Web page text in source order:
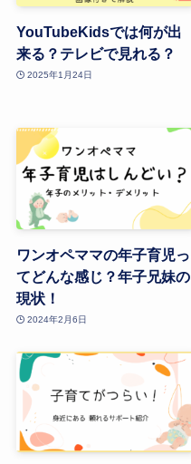
YouTubeKidsでは何が出
来る？テレビで見れる？
2025年1月24日
ワンオペママの年子育児っ
てどんな感じ？年子兄妹の
現状！
2024年2月6日